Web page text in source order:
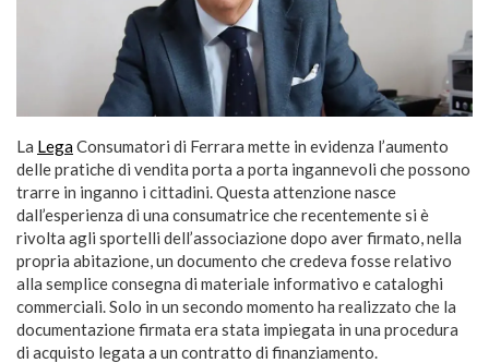
La LegaConsumatori di Ferrara mette in evidenza l’aumento
delle pratiche di vendita porta a porta ingannevoli che possono
trarre in inganno i cittadini. Questa attenzione nasce
dall’esperienza di una consumatrice che recentemente si è
rivolta agli sportelli dell’associazione dopo aver firmato, nella
propria abitazione, un documento che credeva fosse relativo
alla semplice consegna di materiale informativo e cataloghi
commerciali. Solo in un secondo momento ha realizzato che la
documentazione firmata era stata impiegata in una procedura
di acquisto legata a un contratto di finanziamento.